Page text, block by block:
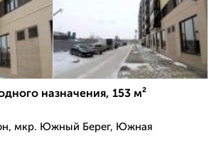
назначения, 153 м²
мкр. Южный Берег, Южная